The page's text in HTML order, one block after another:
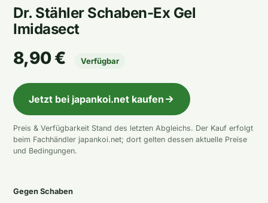
Dr. Stähler Schaben-Ex Gel
Imidasect
8,90 € Verfügbar
Jetzt bei japankoi.net kaufen
Preis & Verfügbarkeit Stand des letzten Abgleichs. Der Kauf erfolgt
beim Fachhändler japankoi.net; dort gelten dessen aktuelle Preise
und Bedingungen.
Gegen Schaben